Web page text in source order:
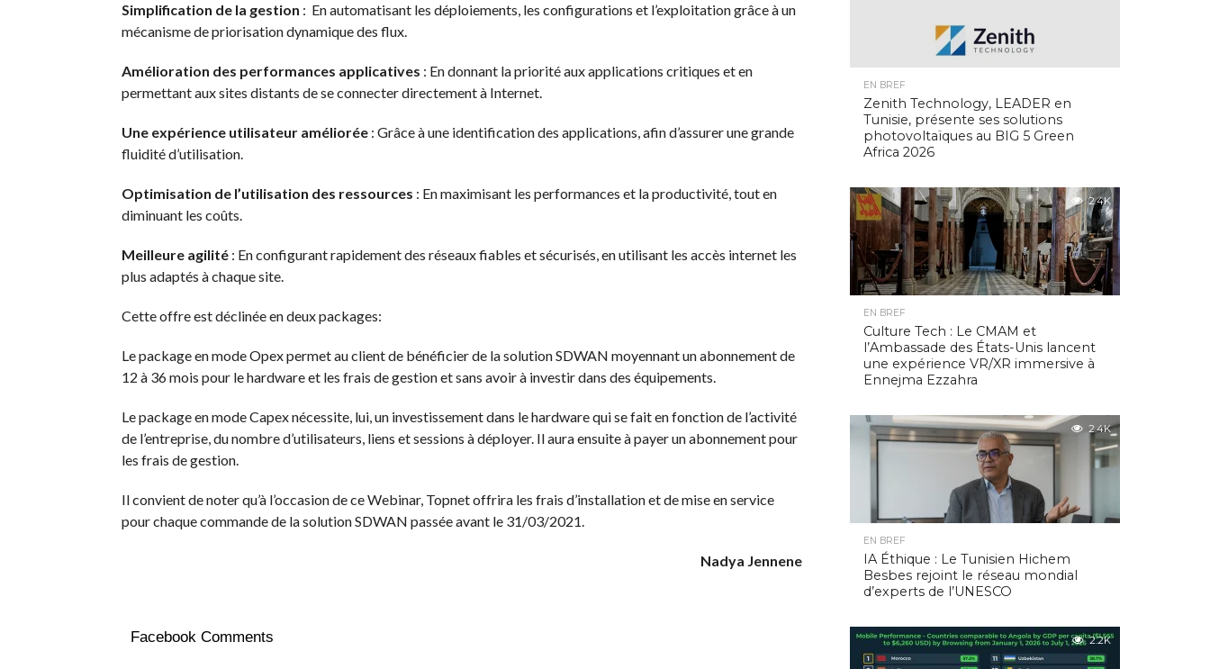
Simplification de la gestion : En automatisant les déploiements, les configurations et l’exploitation grâce à un
mécanisme de priorisation dynamique des flux.
Amélioration des performances applicatives : En donnant la priorité aux applications critiques et en
permettant aux sites distants de se connecter directement à Internet.
Une expérience utilisateur améliorée: Grâce à une identification des applications, afin d’assurer une grande
fluidité d’utilisation.
Optimisation de l’utilisation des ressources : En maximisant les performances et la productivité, tout en
diminuant les coûts.
Meilleure agilité: En configurant rapidement des réseaux fiables et sécurisés, en utilisant les accès internet les
plus adaptés à chaque site.
Cette offre est déclinée en deux packages:
Le package en mode Opex permet au client de bénéficier de la solution SDWAN moyennant un abonnement de
12 à 36 mois pour le hardware et les frais de gestion et sans avoir à investir dans des équipements.
Le package en mode Capex nécessite, lui, un investissement dans le hardware qui se fait en fonction de l’activité
de l’entreprise, du nombre d’utilisateurs, liens et sessions à déployer. Il aura ensuite à payer un abonnement pour
les frais de gestion.
Il convient de noter qu’à l’occasion de ce Webinar, Topnet offrira les frais d’installation et de mise en service
pour chaque commande de la solution SDWAN passée avant le 31/03/2021.
Nadya Jennene
Facebook Comments
EN BREF
Zenith Technology, LEADER en
Tunisie, présente ses solutions
photovoltaïques au BIG 5 Green
Africa 2026
2.4K
EN BREF
Culture Tech : Le CMAM et
l’Ambassade des États-Unis lancent
une expérience VR/XR immersive à
Ennejma Ezzahra
2.4K
EN BREF
IA Éthique : Le Tunisien Hichem
Besbes rejoint le réseau mondial
d’experts de l’UNESCO
2.2K